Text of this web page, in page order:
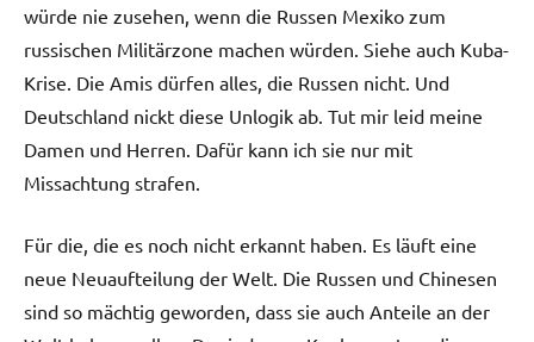
würde nie zusehen, wenn die Russen Mexiko zum
russischen Militärzone machen würden. Siehe auch Kuba-
Krise. Die Amis dürfen alles, die Russen nicht. Und
Deutschland nickt diese Unlogik ab. Tut mir leid meine
Damen und Herren. Dafür kann ich sie nur mit
Missachtung strafen.
Für die, die es noch nicht erkannt haben. Es läuft eine
neue Neuaufteilung der Welt. Die Russen und Chinesen
sind so mächtig geworden, dass sie auch Anteile an der